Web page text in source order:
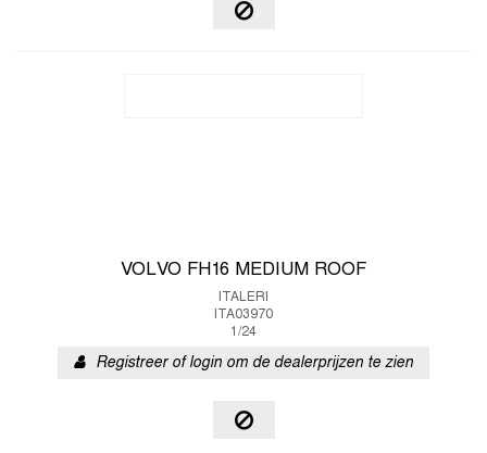
VOLVO FH16 MEDIUM ROOF
ITALERI
ITA03970
1/24
Registreer of login om de dealerprijzen te zien